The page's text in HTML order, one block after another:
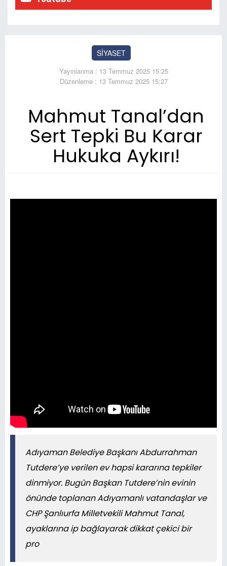
SİYASET
Yayınlanma : 13 Temmuz 2025 15:25
Düzenleme : 13 Temmuz 2025 15:27
Mahmut Tanal’dan
Sert Tepki Bu Karar
Hukuka Aykırı!
Adıyaman Belediye Başkanı Abdurrahman
Tutdere’ye verilen ev hapsi kararına tepkiler
dinmiyor. Bugün Başkan Tutdere’nin evinin
önünde toplanan Adıyamanlı vatandaşlar ve
CHP Şanlıurfa Milletvekili Mahmut Tanal,
ayaklarına ip bağlayarak dikkat çekici bir
pro